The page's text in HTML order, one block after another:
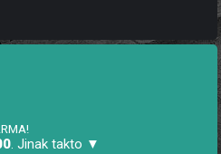
. Jinak takto ▼